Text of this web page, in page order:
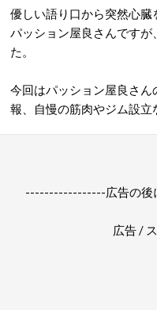
優しい語り口から突然心
パッション屋良さんです
た。
今回はパッション屋良さ
報、自慢の筋肉やジム設立
-----------------広告の後
広告 /